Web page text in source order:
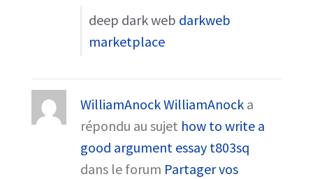
deep dark web darkweb
marketplace
WilliamAnock WilliamAnock a
répondu au sujet how to write a
good argument essay t803sq
dans le forum Partager vos